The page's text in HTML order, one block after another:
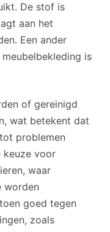
De stof is
aan het
Een ander
is
of gereinigd
wat betekent dat
problemen
keuze voor
waar
worden
goed tegen
zoals